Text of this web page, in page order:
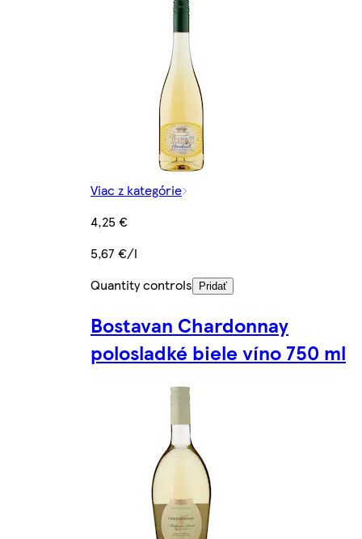
Viac z kategórie
4,25 €
5,67 €/l
Quantity controls
Pridať
Bostavan Chardonnay
polosladké biele víno 750 ml